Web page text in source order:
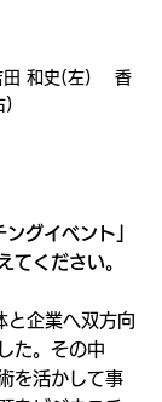
田 和史(左)　 香
)
グイベント」
てください。
企業へ双方向
た。その中
を活かして事